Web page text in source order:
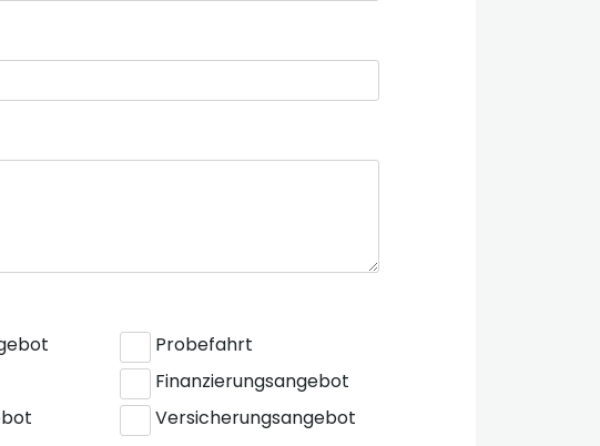
Probefahrt
Finanzierungsangebot
Versicherungsangebot